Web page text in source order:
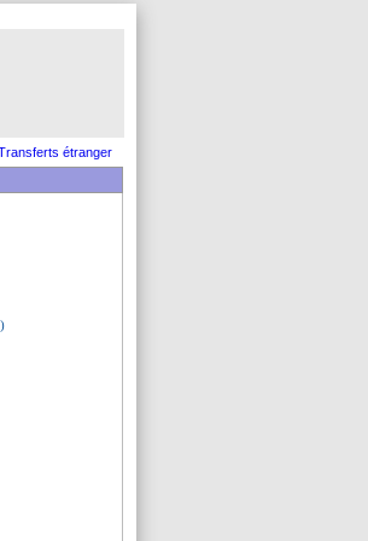
étranger